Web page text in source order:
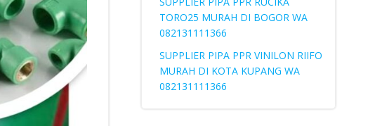
TORO25 MURAH DI BOGOR WA
082131111366
SUPPLIER PIPA PPR VINILON RIIFO
MURAH DI KOTA KUPANG WA
082131111366